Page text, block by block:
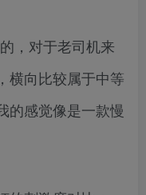
，对于老司机来
横向比较属于中等
的感觉像是一款慢